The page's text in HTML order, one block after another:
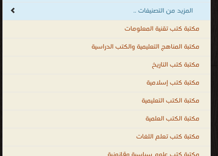
المزيد من التصنيفات ..
مكتبة كتب تقنية المعلومات
مكتبة المناهج التعليمية والكتب الدراسية
مكتبة كتب التاريخ
مكتبة كتب إسلامية
مكتبة الكتب التعليمية
مكتبة الكتب العلمية
مكتبة كتب تعلم اللغات